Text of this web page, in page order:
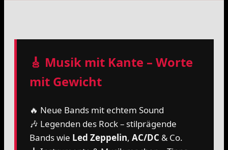
🎸 Musik mit Kante – Worte
mit Gewicht
🔥 Neue Bands mit echtem Sound
🎶 Legenden des Rock – stilprägende
Bands wie Led Zeppelin,AC/DC & Co.